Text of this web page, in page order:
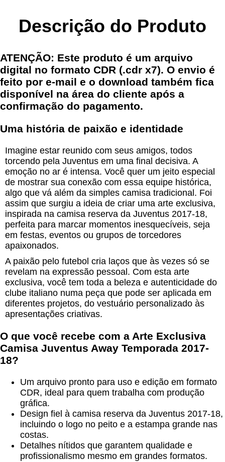
Descrição do Produto
ATENÇÃO: Este produto é um arquivo
digital no formato CDR (.cdr x7). O envio é
feito por e-mail e o download também fica
disponível na área do cliente após a
confirmação do pagamento.
Uma história de paixão e identidade
Imagine estar reunido com seus amigos, todos
torcendo pela Juventus em uma final decisiva. A
emoção no ar é intensa. Você quer um jeito especial
de mostrar sua conexão com essa equipe histórica,
algo que vá além da simples camisa tradicional. Foi
assim que surgiu a ideia de criar uma arte exclusiva,
inspirada na camisa reserva da Juventus 2017-18,
perfeita para marcar momentos inesquecíveis, seja
em festas, eventos ou grupos de torcedores
apaixonados.
A paixão pelo futebol cria laços que às vezes só se
revelam na expressão pessoal. Com esta arte
exclusiva, você tem toda a beleza e autenticidade do
clube italiano numa peça que pode ser aplicada em
diferentes projetos, do vestuário personalizado às
apresentações criativas.
O que você recebe com a Arte Exclusiva
Camisa Juventus Away Temporada 2017-
18?
Um arquivo pronto para uso e edição em formato
CDR, ideal para quem trabalha com produção
gráfica.
Design fiel à camisa reserva da Juventus 2017-18,
incluindo o logo no peito e a estampa grande nas
costas.
Detalhes nítidos que garantem qualidade e
profissionalismo mesmo em grandes formatos.